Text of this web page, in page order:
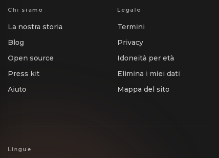
Chi siamo
La nostra storia
Blog
Open source
Press kit
Aiuto
Legale
Termini
Privacy
Idoneità per età
Elimina i miei dati
Mappa del sito
Lingue